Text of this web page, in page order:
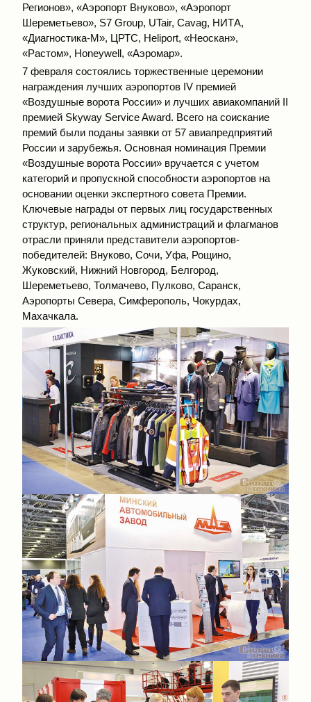
Регионов», «Аэропорт Внуково», «Аэропорт
Шереметьево», S7 Group, UTair, Cavag, НИТА,
«Диагностика-М», ЦРТС, Heliport, «Неоскан»,
«Растом», Honeywell, «Аэромар».
7 февраля состоялись торжественные церемонии
награждения лучших аэропортов IV премией
«Воздушные ворота России» и лучших авиакомпаний II
премией Skyway Service Award. Всего на соискание
премий были поданы заявки от 57 авиапредприятий
России и зарубежья. Основная номинация Премии
«Воздушные ворота России» вручается с учетом
категорий и пропускной способности аэропортов на
основании оценки экспертного совета Премии.
Ключевые награды от первых лиц государственных
структур, региональных администраций и флагманов
отрасли приняли представители аэропортов-
победителей: Внуково, Сочи, Уфа, Рощино,
Жуковский, Нижний Новгород, Белгород,
Шереметьево, Толмачево, Пулково, Саранск,
Аэропорты Севера, Симферополь, Чокурдах,
Махачкала.